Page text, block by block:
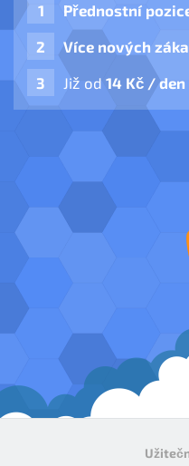
Přednostní
Více nových
Již od 14 Kč / den